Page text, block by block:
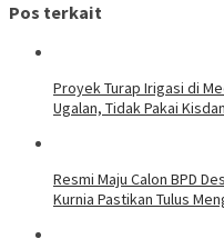
Pos terkait
Proyek Turap Irigasi di
Ugalan, Tidak Pakai
Resmi Maju Calon BPD
Kurnia Pastikan Tulus